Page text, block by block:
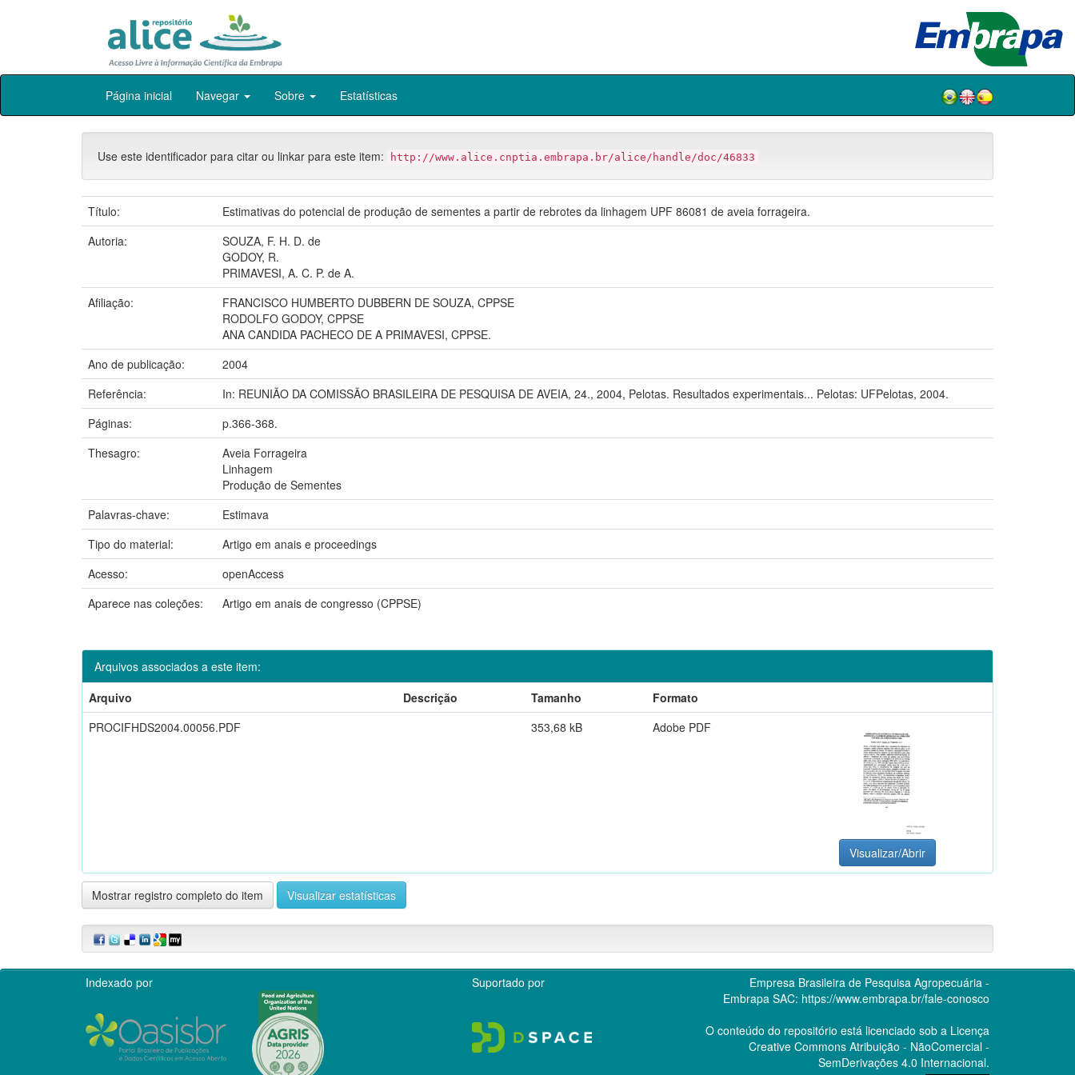
Skip
Página inicial Navegar Sobre Estatísticas
Use este identificador para citar ou linkar para este item: http://www.alice.cnptia.embrapa.br/alice/handle/doc/46833
Título:
Estimativas do potencial de produção de sementes a partir de rebrotes da linhagem UPF 86081 de aveia forrageira.
Autoria:
SOUZA, F. H. D. de
GODOY, R.
PRIMAVESI, A. C. P. de A.
Afiliação:
FRANCISCO HUMBERTO DUBBERN DE SOUZA, CPPSE
RODOLFO GODOY, CPPSE
ANA CANDIDA PACHECO DE A PRIMAVESI, CPPSE.
Ano de publicação:
2004
Referência:
In: REUNIÃO DA COMISSÃO BRASILEIRA DE PESQUISA DE AVEIA, 24., 2004, Pelotas. Resultados experimentais... Pelotas: UFPelotas, 2004.
Páginas:
p.366-368.
Thesagro:
Aveia Forrageira
Linhagem
Produção de Sementes
Palavras-chave:
Estimava
Tipo do material:
Artigo em anais e proceedings
Acesso:
openAccess
Aparece nas coleções:
Artigo em anais de congresso (CPPSE)
Arquivos associados a este item:
Arquivo
Descrição Tamanho
Formato
PROCIFHDS2004.00056.PDF
353,68 kB Adobe PDF
Visualizar/Abrir
Mostrar registro completo do item Visualizar estatísticas
Indexado por Suportado por
Empresa Brasileira de Pesquisa Agropecuária -
Embrapa SAC: https://www.embrapa.br/fale-conosco
O conteúdo do repositório está licenciado sob a Licença
Creative CommonsAtribuição - NãoComercial -
SemDerivações 4.0 Internacional.